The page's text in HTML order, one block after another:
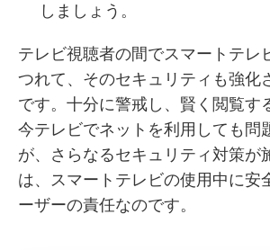
しましょう。
テレビ視聴者の間でスマートテレ
つれて、そのセキュリティも強化
です。十分に警戒し、賢く閲覧す
今テレビでネットを利用しても問
が、さらなるセキュリティ対策が
は、スマートテレビの使用中に安
ーザーの責任なのです。